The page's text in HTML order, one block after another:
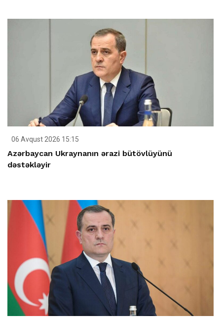
06 Avqust 2026 15:15
Azərbaycan Ukraynanın ərazi bütövlüyünü
dəstəkləyir